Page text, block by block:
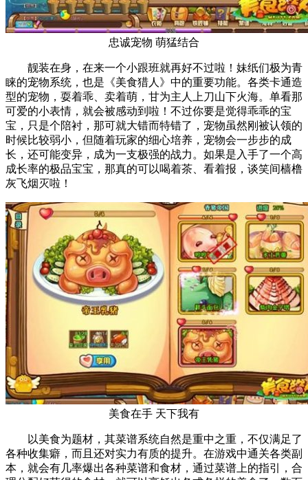
忠诚宠物 萌猛结合
靓装在身，在来一个小跟班就再好不过啦！妹纸们极为青
睐的宠物系统，也是《美食猎人》中的重要功能。各类卡通造
型的宠物，耍着乖、卖着萌，甘为主人上刀山下火海。单看那
可爱的小表情，就会被感动到啦！不过你要是觉得乖乖的宝
宝，只是个陪衬，那可就大错而特错了，宠物虽然刚被认领的
时候比较弱小，但随着玩家的细心培养，宠物会一步步的成
长，还可能变异，成为一支极强的战力。如果是入手了一个高
成长率的极品宝宝，那真的可以喝着茶、看着报，谈笑间樯橹
灰飞烟灭啦！
美食在手 天下我有
以美食为题材，其菜谱系统自然是重中之重，不仅满足了
各种收集癖，而且还对实力有质的提升。在游戏中通关各类副
本，就会有几率爆出各种菜谱和食材，通过菜谱上的指引，合